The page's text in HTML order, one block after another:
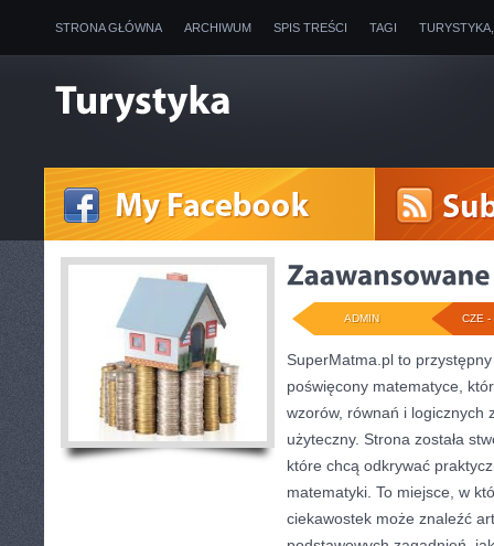
STRONA GŁÓWNA ARCHIWUM SPIS TREŚCI TAGI
CZE -
ADMIN
SuperMatma.pl to
poświęcony matematyce,
wzorów, równań i logicznych
użyteczny. Strona została
które chcą odkrywać
matematyki. To miejsce, w
ciekawostek może znaleźć